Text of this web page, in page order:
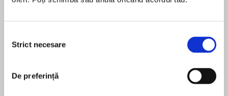
consimțământului
Strict necesare
De preferință
finds out when a favor for a friend pulls him into
captivating classic from Agatha Christie.
Recenzii
One of the best Agatha's books